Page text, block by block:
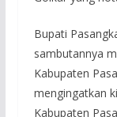
Bupati
sambutannya
Kabupaten
mengingatkan
Kabupaten